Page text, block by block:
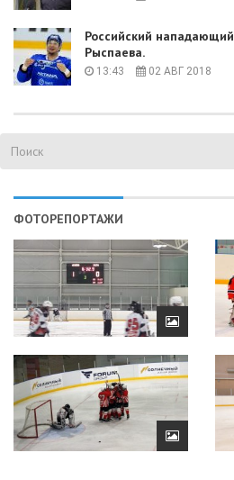
Российский
Рыспаева.
13:43 02 АВГ 2018
ФОТОРЕПОРТАЖИ